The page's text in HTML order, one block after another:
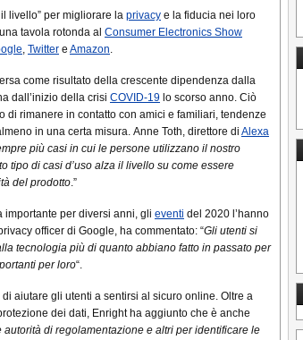
livello” per migliorare la privacy e la fiducia nei loro
tavola rotonda al Consumer Electronics Show
, Twitter e Amazon.
come risultato della crescente dipendenza dalla
dall’inizio della crisi COVID-19 lo scorso anno. Ciò
rimanere in contatto con amici e familiari, tendenze
in una certa misura. Anne Toth, direttore di Alexa
più casi in cui le persone utilizzano il nostro
di casi d’uso alza il livello su come essere
del prodotto.”
per diversi anni, gli eventi del 2020 l’hanno
officer di Google, ha commentato: “Gli utenti si
tecnologia più di quanto abbiano fatto in passato per
per loro“.
aiutare gli utenti a sentirsi al sicuro online. Oltre a
dei dati, Enright ha aggiunto che è anche
autorità di regolamentazione e altri per identificare le